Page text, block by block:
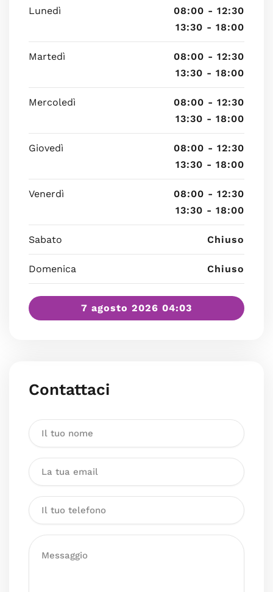
Lunedì
08:00 - 12:30
13:30 - 18:00
Martedì
08:00 - 12:30
13:30 - 18:00
Mercoledì
08:00 - 12:30
13:30 - 18:00
Giovedì
08:00 - 12:30
13:30 - 18:00
Venerdì
08:00 - 12:30
13:30 - 18:00
Sabato Chiuso
Domenica Chiuso
7 agosto 2026 04:03
Contattaci